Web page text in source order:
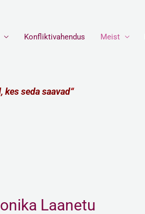
Konfliktivahendus Meist
kes seda saavad“
Laanetu